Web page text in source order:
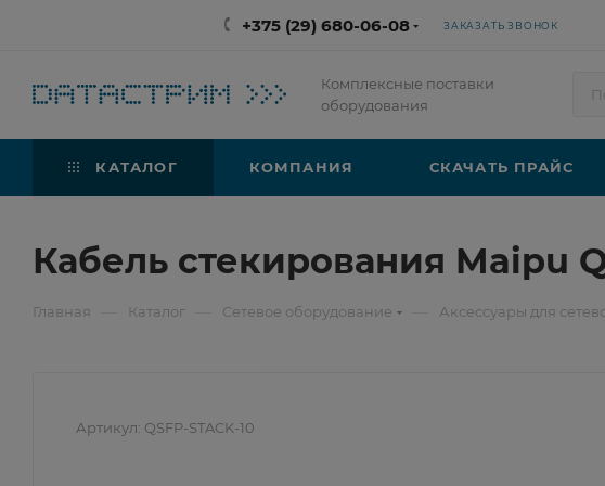
+375 (29) 680-06-08 ЗАКАЗАТЬ ЗВОНОК
Комплексные поставки
оборудования
КАТАЛОГ КОМПАНИЯ СКАЧАТЬ ПРАЙС
Кабель стекирования Maipu
Главная Каталог Сетевое оборудование Аксессуары для
Артикул: QSFP-STACK-10